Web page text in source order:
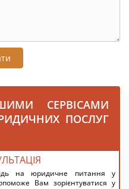
СЕРВІСАМИ
ПОСЛУГ
на юридичне питання у
Вам зорієнтуватися у